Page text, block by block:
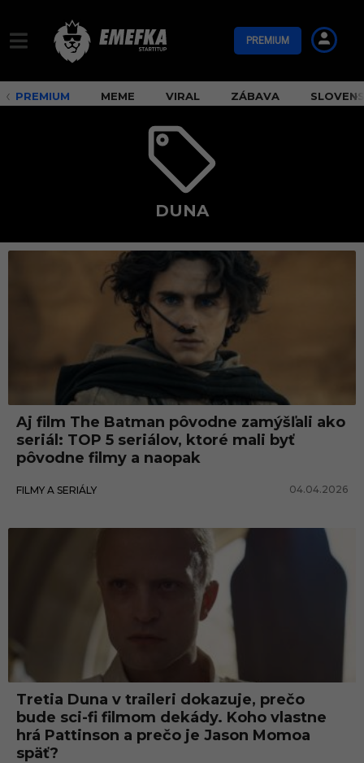
PREMIUM
PREMIUM MEME VIRAL ZÁBAVA
DUNA
Aj film The Batman pôvodne zamýšľali ako
seriál: TOP 5 seriálov, ktoré mali byť
pôvodne filmy a naopak
FILMY A SERIÁLY 04.04.2026
Tretia Duna v traileri dokazuje, prečo
bude sci-fi filmom dekády. Koho vlastne
hrá Pattinson a prečo je Jason Momoa
späť?